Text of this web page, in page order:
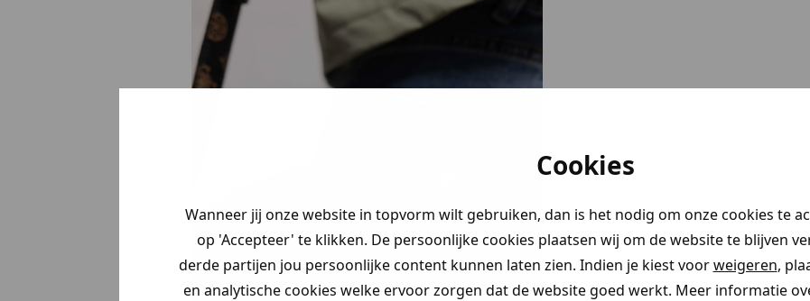
Cookies
Wanneer jij onze website in topvorm wilt gebruiken, dan is het nodig om onze cookies te
op 'Accepteer' te klikken. De persoonlijke cookies plaatsen wij om de website te blijven
derde partijen jou persoonlijke content kunnen laten zien. Indien je kiest voorweigeren,
en analytische cookies welke ervoor zorgen dat de website goed werkt. Meer informatie